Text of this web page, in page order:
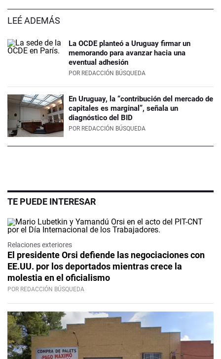
LEÉ ADEMÁS
La OCDE planteó a Uruguay firmar un
memorando para avanzar hacia una
eventual adhesión
POR REDACCIÓN BÚSQUEDA
En Uruguay, la “contribución del mercado de
capitales es marginal”, señala un
diagnóstico del BID
POR REDACCIÓN BÚSQUEDA
TE PUEDE INTERESAR
Relaciones exteriores
El presidente Orsi defiende las negociaciones con
EE.UU. por los deportados mientras crece la
molestia en el oficialismo
POR REDACCIÓN BÚSQUEDA